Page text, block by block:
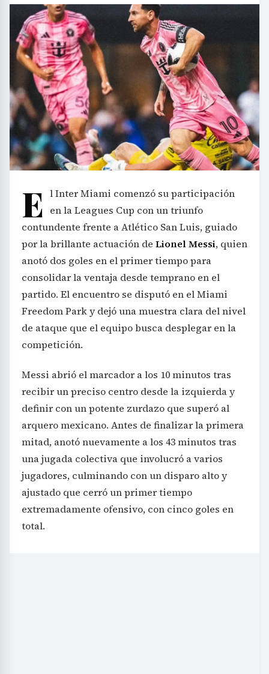
E l Inter Miami comenzó su participación
en la Leagues Cup con un triunfo
contundente frente a Atlético San Luis, guiado
por la brillante actuación de Lionel Messi, quien
anotó dos goles en el primer tiempo para
consolidar la ventaja desde temprano en el
partido. El encuentro se disputó en el Miami
Freedom Park y dejó una muestra clara del nivel
de ataque que el equipo busca desplegar en la
competición.
Messi abrió el marcador a los 10 minutos tras
recibir un preciso centro desde la izquierda y
definir con un potente zurdazo que superó al
arquero mexicano. Antes de finalizar la primera
mitad, anotó nuevamente a los 43 minutos tras
una jugada colectiva que involucró a varios
jugadores, culminando con un disparo alto y
ajustado que cerró un primer tiempo
extremadamente ofensivo, con cinco goles en
total.